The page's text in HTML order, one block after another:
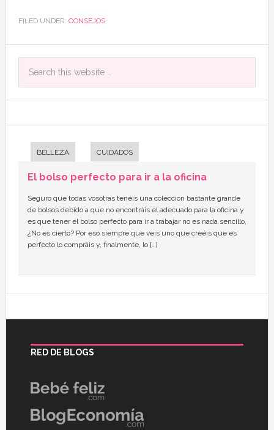
FILED UNDER: CONSEJOS
BELLEZA CUIDADOS
El bolso perfecto para ir a la oficina
Seguro que todas vosotras tenéis una colección bastante grande
de bolsos debido a que no encontráis el adecuado para la oficina y
es que tener el bolso perfecto para ir a trabajar no es nada sencillo,
¿No es cierto? Por eso siempre que veis uno que creéis que es
perfecto lo compráis y, finalmente, lo […]
RED DE BLOGS